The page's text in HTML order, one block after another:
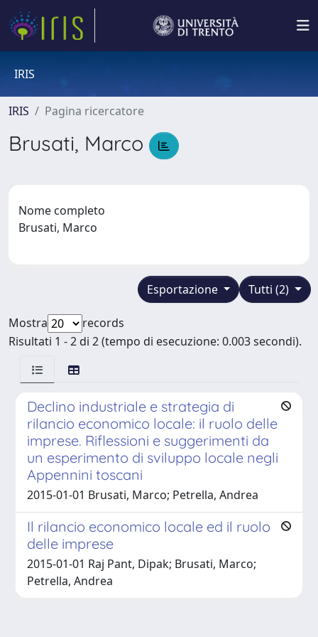
IRIS
IRIS Pagina ricercatore
Brusati, Marco
Nome completo
Brusati, Marco
Tutti (2)
Esportazione
Mostra
records
Risultati 1 - 2 di 2 (tempo di esecuzione: 0.003 secondi).
Declino industriale e strategia di
rilancio economico locale: il ruolo delle
imprese. Riflessioni e suggerimenti da
un esperimento di sviluppo locale negli
Appennini toscani
2015-01-01 Brusati, Marco; Petrella, Andrea
Il rilancio economico locale ed il ruolo
delle imprese
2015-01-01 Raj Pant, Dipak; Brusati, Marco;
Petrella, Andrea